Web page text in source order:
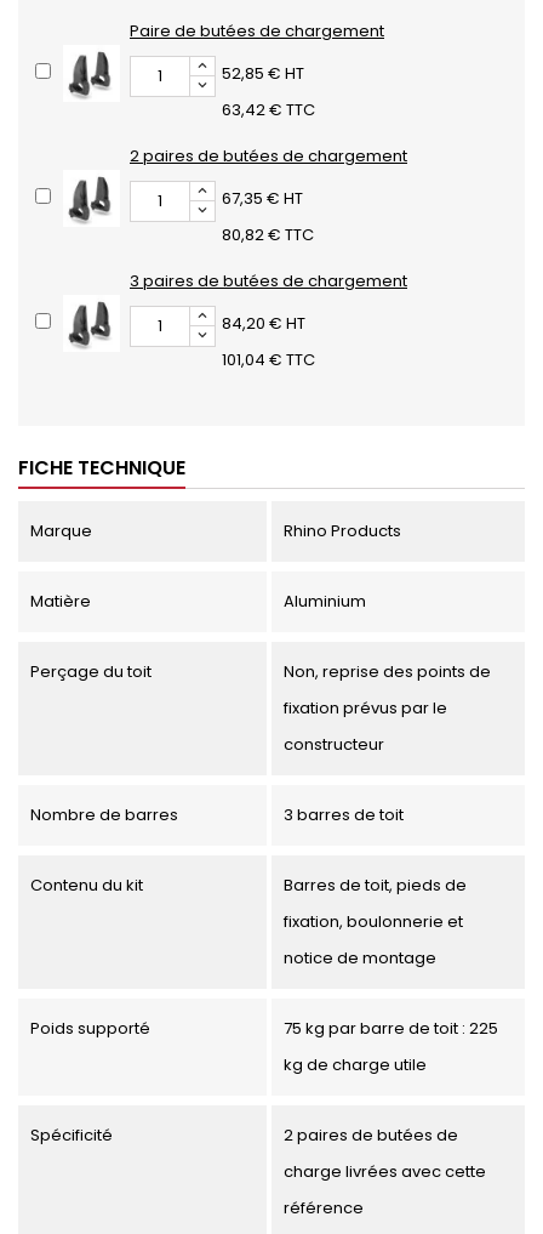
Paire de butées de chargement
52,85 € HT
63,42 € TTC
2 paires de butées de chargement
67,35 € HT
80,82 € TTC
3 paires de butées de chargement
84,20 € HT
101,04 € TTC
FICHE TECHNIQUE
Marque Rhino Products
Matière Aluminium
Perçage du toit
Non, reprise des points de
fixation prévus par le
constructeur
Nombre de barres 3 barres de toit
Contenu du kit
Barres de toit, pieds de
fixation, boulonnerie et
notice de montage
Poids supporté
75 kg par barre de toit : 225
kg de charge utile
Spécificité
2 paires de butées de
charge livrées avec cette
référence